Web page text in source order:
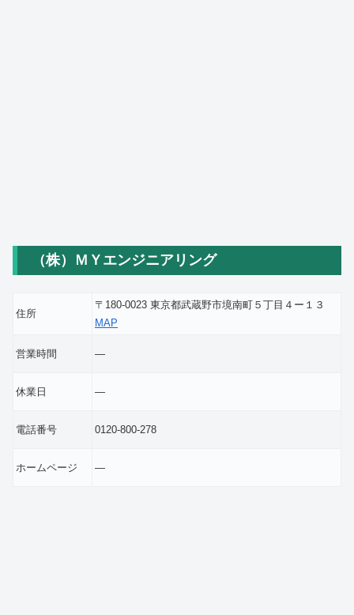
（株）ＭＹエンジニアリング
住所
〒180-0023 東京都武蔵野市境南町５丁目４ー１３
MAP
営業時間 ―
休業日 ―
電話番号 0120-800-278
ホームページ ―